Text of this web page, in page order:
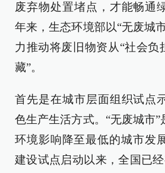
废弃物处置堵点，才能畅通
年来，生态环境部以“无废城
力推动将废旧物资从“社会负
藏”。
首先是在城市层面组织试点
色生产生活方式。“无废城市
环境影响降至最低的城市发
建设试点启动以来，全国已